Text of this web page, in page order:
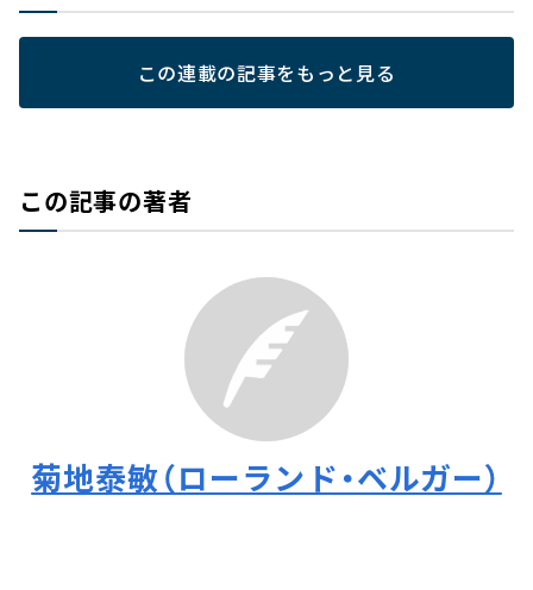
この連載の記事をもっと見る
この記事の著者
菊地泰敏（ローランド・ベルガー）